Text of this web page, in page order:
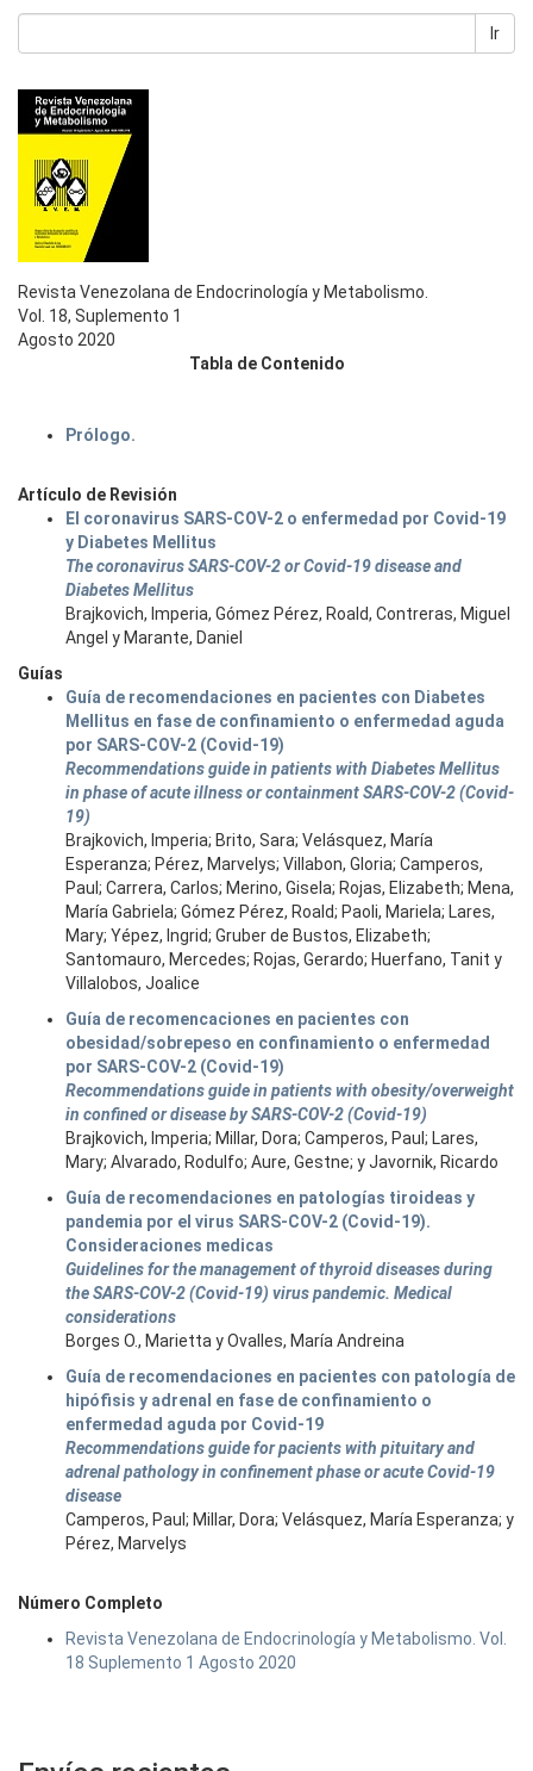
Ir
Revista Venezolana de Endocrinología y Metabolismo.
Vol. 18, Suplemento 1
Agosto 2020
Tabla de Contenido
Prólogo.
Artículo de Revisión
El coronavirus SARS-COV-2 o enfermedad por Covid-19
y Diabetes Mellitus
The coronavirus SARS-COV-2 or Covid-19 disease and
Diabetes Mellitus
Brajkovich, Imperia, Gómez Pérez, Roald, Contreras, Miguel
Angel y Marante, Daniel
Guías
Guía de recomendaciones en pacientes con Diabetes
Mellitus en fase de confinamiento o enfermedad aguda
por SARS-COV-2 (Covid-19)
Recommendations guide in patients with Diabetes Mellitus
in phase of acute illness or containment SARS-COV-2 (Covid-
19)
Brajkovich, Imperia; Brito, Sara; Velásquez, María
Esperanza; Pérez, Marvelys; Villabon, Gloria; Camperos,
Paul; Carrera, Carlos; Merino, Gisela; Rojas, Elizabeth; Mena,
María Gabriela; Gómez Pérez, Roald; Paoli, Mariela; Lares,
Mary; Yépez, Ingrid; Gruber de Bustos, Elizabeth;
Santomauro, Mercedes; Rojas, Gerardo; Huerfano, Tanit y
Villalobos, Joalice
Guía de recomencaciones en pacientes con
obesidad/sobrepeso en confinamiento o enfermedad
por SARS-COV-2 (Covid-19)
Recommendations guide in patients with obesity/overweight
in confined or disease by SARS-COV-2 (Covid-19)
Brajkovich, Imperia; Millar, Dora; Camperos, Paul; Lares,
Mary; Alvarado, Rodulfo; Aure, Gestne; y Javornik, Ricardo
Guía de recomendaciones en patologías tiroideas y
pandemia por el virus SARS-COV-2 (Covid-19).
Consideraciones medicas
Guidelines for the management of thyroid diseases during
the SARS-COV-2 (Covid-19) virus pandemic. Medical
considerations
Borges O., Marietta y Ovalles, María Andreina
Guía de recomendaciones en pacientes con patología de
hipófisis y adrenal en fase de confinamiento o
enfermedad aguda por Covid-19
Recommendations guide for pacients with pituitary and
adrenal pathology in confinement phase or acute Covid-19
disease
Camperos, Paul; Millar, Dora; Velásquez, María Esperanza; y
Pérez, Marvelys
Número Completo
Revista Venezolana de Endocrinología y Metabolismo. Vol.
18 Suplemento 1 Agosto 2020